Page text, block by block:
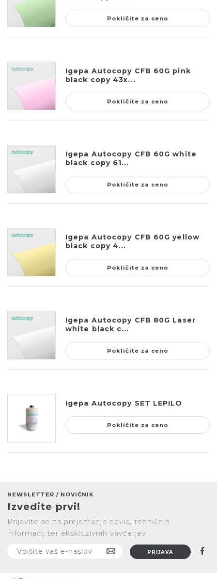
Pokličite za ceno
Igepa Autocopy CFB 60G pink
black copy 43x...
Pokličite za ceno
Igepa Autocopy CFB 60G white
black copy 61...
Pokličite za ceno
Igepa Autocopy CFB 60G yellow
black copy 4...
Pokličite za ceno
Igepa Autocopy CFB 80G Laser
white black c...
Pokličite za ceno
Igepa Autocopy SET LEPILO
Pokličite za ceno
NEWSLETTER / NOVIČNIK
Izvedite prvi!
Prijavite se na prejemanje novic, tehničnih
informacij ter ekskluzivnih vavčerjev